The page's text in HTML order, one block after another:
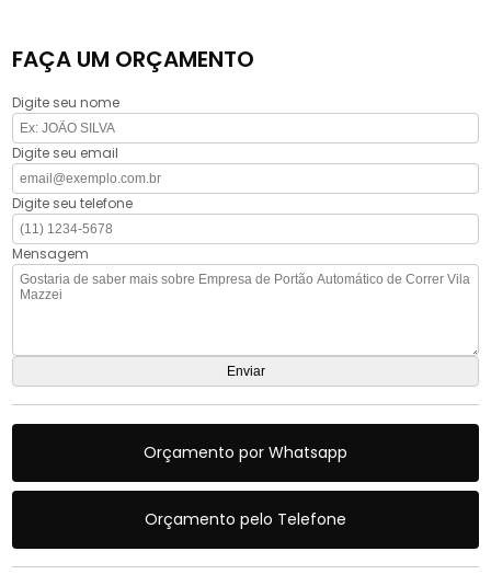
FAÇA UM ORÇAMENTO
Digite seu nome
Digite seu email
Digite seu telefone
Mensagem
Orçamento por Whatsapp
Orçamento pelo Telefone